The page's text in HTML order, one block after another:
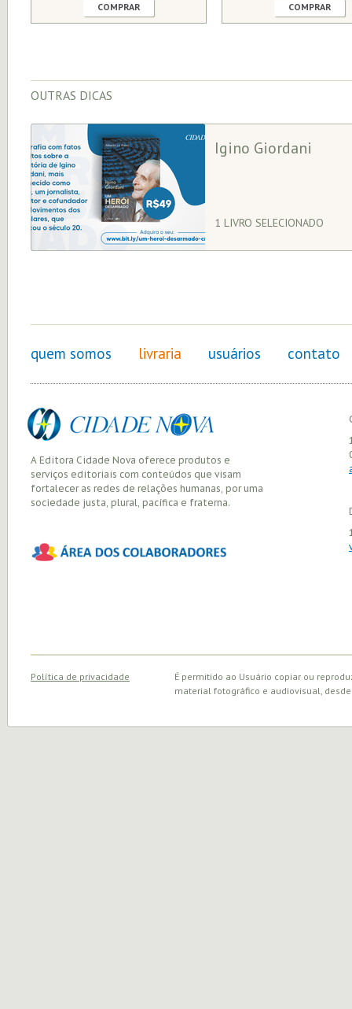
COMPRAR COMPRAR
OUTRAS DICAS
Igino Giordani
1 LIVRO SELECIONADO
quem somos livraria usuários contato
A Editora Cidade Nova oferece produtos e
serviços editoriais com conteúdos que visam
fortalecer as redes de relações humanas, por uma
sociedade justa, plural, pacífica e fraterna.
Política de privacidade
É permitido ao Usuário copiar ou
material fotográfico e audiovisual,